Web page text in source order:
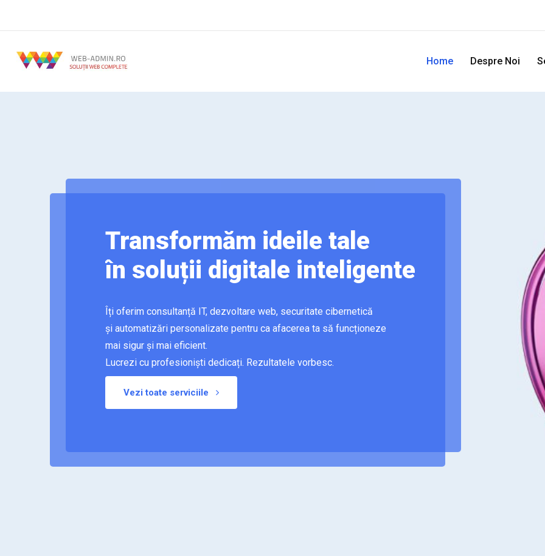
Home Despre Noi
Transformăm ideile tale
în soluții digitale inteligente
Îți oferim consultanță IT, dezvoltare web, securitate cibernetică
și automatizări personalizate pentru ca afacerea ta să funcționeze
mai sigur și mai eficient.
Lucrezi cu profesioniști dedicați. Rezultatele vorbesc.
Vezi toate serviciile